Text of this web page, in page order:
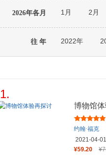
2026年各月 1月 2月
往 年 2022年
1.
博物馆
约翰·福克
2021-04-01
¥59.20